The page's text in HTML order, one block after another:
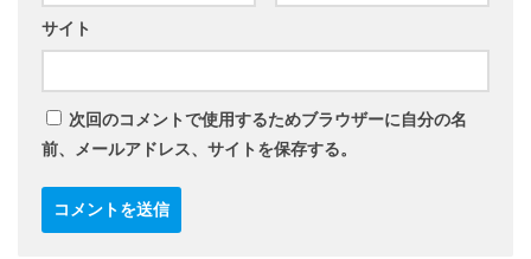
サイト
次回のコメントで使用するためブラウザーに自分の名
前、メールアドレス、サイトを保存する。